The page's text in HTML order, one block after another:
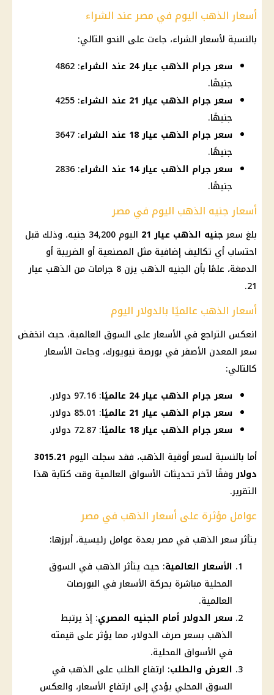
أسعار الذهب اليوم في مصر عند الشراء
بالنسبة لأسعار الشراء، جاءت على النحو التالي:
سعر جرام الذهب عيار 24 عند الشراء
: 4862
جنيهًا.
سعر جرام الذهب عيار 21 عند الشراء
: 4255
جنيهًا.
سعر جرام الذهب عيار 18 عند الشراء
: 3647
جنيهًا.
سعر جرام الذهب عيار 14 عند الشراء
: 2836
جنيهًا.
أسعار جنيه الذهب اليوم في مصر
بلغ سعرجنيه الذهب عيار 21
اليوم 34,200 جنيه، وذلك قبل
احتساب أي تكاليف إضافية مثل المصنعية أو الضريبة أو
الدمغة، علمًا بأن الجنيه الذهب يزن 8 جرامات من
الذهب عيار
21
.
أسعار الذهب عالميًا بالدولار اليوم
انعكس التراجع في الأسعار على السوق العالمية، حيث انخفض
سعر المعدن الأصفر في بورصة نيويورك، وجاءت الأسعار
كالتالي:
سعر جرام الذهب عيار 24 عالميًا
: 97.16 دولار.
سعر جرام الذهب عيار 21 عالميًا
: 85.01 دولار.
سعر جرام الذهب عيار 18 عالميًا
: 72.87 دولار.
أما بالنسبة لسعر أوقية الذهب، فقد سجلت اليوم 3015.21
دولاروفقًا لآخر تحديثات الأسواق العالمية وقت كتابة هذا
التقرير.
عوامل مؤثرة على أسعار الذهب في مصر
يتأثرسعر الذهب في مصربعدة عوامل رئيسية، أبرزها:
الأسعار العالمية: حيث يتأثر الذهب في السوق
المحلية مباشرة بحركة الأسعار في البورصات
العالمية.
سعر الدولار أمام الجنيه المصري: إذ يرتبط
الذهب بسعر صرف الدولار، مما يؤثر على قيمته
في الأسواق المحلية.
العرض والطلب: ارتفاع الطلب على الذهب في
السوق المحلي يؤدي إلى ارتفاع الأسعار، والعكس